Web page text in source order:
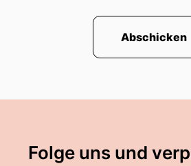
Abschicken
Folge uns und